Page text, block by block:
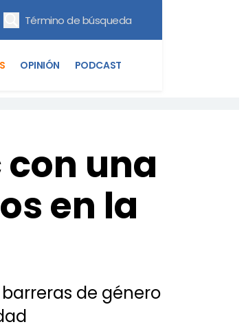
OPINIÓN PODCAST
una
en la
de género